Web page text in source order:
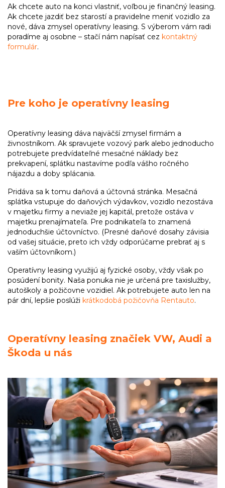
Ak chcete auto na konci vlastniť, voľbou je finančný leasing.
Ak chcete jazdiť bez starostí a pravidelne meniť vozidlo za
nové, dáva zmysel operatívny leasing. S výberom vám radi
poradíme aj osobne – stačí nám napísať cez kontaktný
formulár.
Pre koho je operatívny leasing
Operatívny leasing dáva najväčší zmysel firmám a
živnostníkom. Ak spravujete vozový park alebo jednoducho
potrebujete predvídateľné mesačné náklady bez
prekvapení, splátku nastavíme podľa vášho ročného
nájazdu a doby splácania.
Pridáva sa k tomu daňová a účtovná stránka. Mesačná
splátka vstupuje do daňových výdavkov, vozidlo nezostáva
v majetku firmy a neviaže jej kapitál, pretože ostáva v
majetku prenajímateľa. Pre podnikateľa to znamená
jednoduchšie účtovníctvo. (Presné daňové dosahy závisia
od vašej situácie, preto ich vždy odporúčame prebrať aj s
vaším účtovníkom.)
Operatívny leasing využijú aj fyzické osoby, vždy však po
posúdení bonity. Naša ponuka nie je určená pre taxislužby,
autoškoly a požičovne vozidiel. Ak potrebujete auto len na
pár dní, lepšie poslúži krátkodobá požičovňa Rentauto.
Operatívny leasing značiek VW, Audi a
Škoda u nás